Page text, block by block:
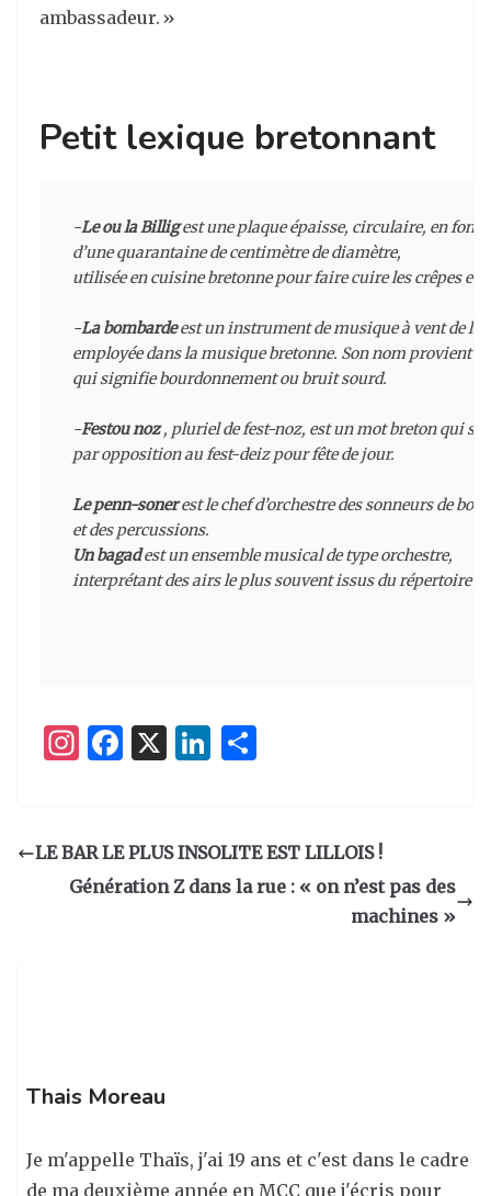
ambassadeur. »
Petit lexique bretonnant
-Le ou la Billig est une plaque épaisse, circulaire, en
d’une quarantaine de centimètre de diamètre,
utilisée en cuisine bretonne pour faire cuire les crêpes et
-La bombarde est un instrument de musique à vent de la
employée dans la musique bretonne. Son nom provient
qui signifie bourdonnement ou bruit sourd.
-Festou noz , pluriel de fest-noz, est un mot breton qui
par opposition au fest-deiz pour fête de jour.
Le penn-soner est le chef d’orchestre des sonneurs de
Un bagad est un ensemble musical de type orchestre,
interprétant des airs le plus souvent issus du répertoire
I
a
g
F
e
b
X
Li
e
dI
g
er
LE BAR LE PLUS INSOLITE EST LILLOIS !
Génération Z dans la rue : « on n’est pas des
machines »
Thais Moreau
Je m'appelle Thaïs, j'ai 19 ans et c'est dans le cadre
de ma deuxième année en MCC que j'écris pour